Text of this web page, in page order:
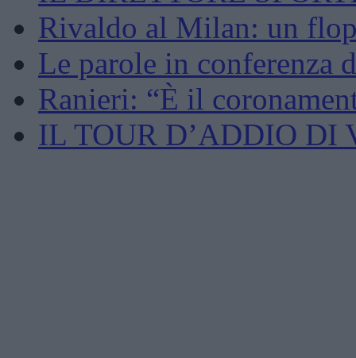
Rivaldo al Milan: un
Le parole in conferenza
Ranieri: “È il
IL TOUR D’ADDIO